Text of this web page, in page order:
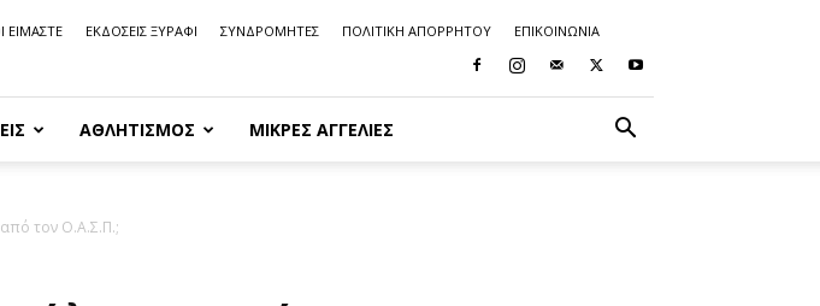
ΕΙΜΑΣΤΕ ΕΚΔΟΣΕΙΣ ΞΥΡΑΦΙ ΣΥΝΔΡΟΜΗΤΕΣ ΠΟΛΙΤΙΚΗ ΑΠΟΡΡΗΤΟΥ ΕΠΙΚΟΙΝΩΝΙΑ
ΑΘΛΗΤΙΣΜΟΣ ΜΙΚΡΈΣ ΑΓΓΕΛΊΕΣ
από τον Ο.Α.Σ.Π.;